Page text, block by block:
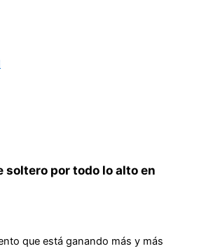
soltero por todo lo alto en
que está ganando más y más